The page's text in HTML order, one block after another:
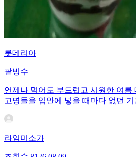
롯데리아
팥빙수
언제나 먹어도 부드럽고 시원한 여
고명들을 입안에 넣을 때마다 없던
라임미소가